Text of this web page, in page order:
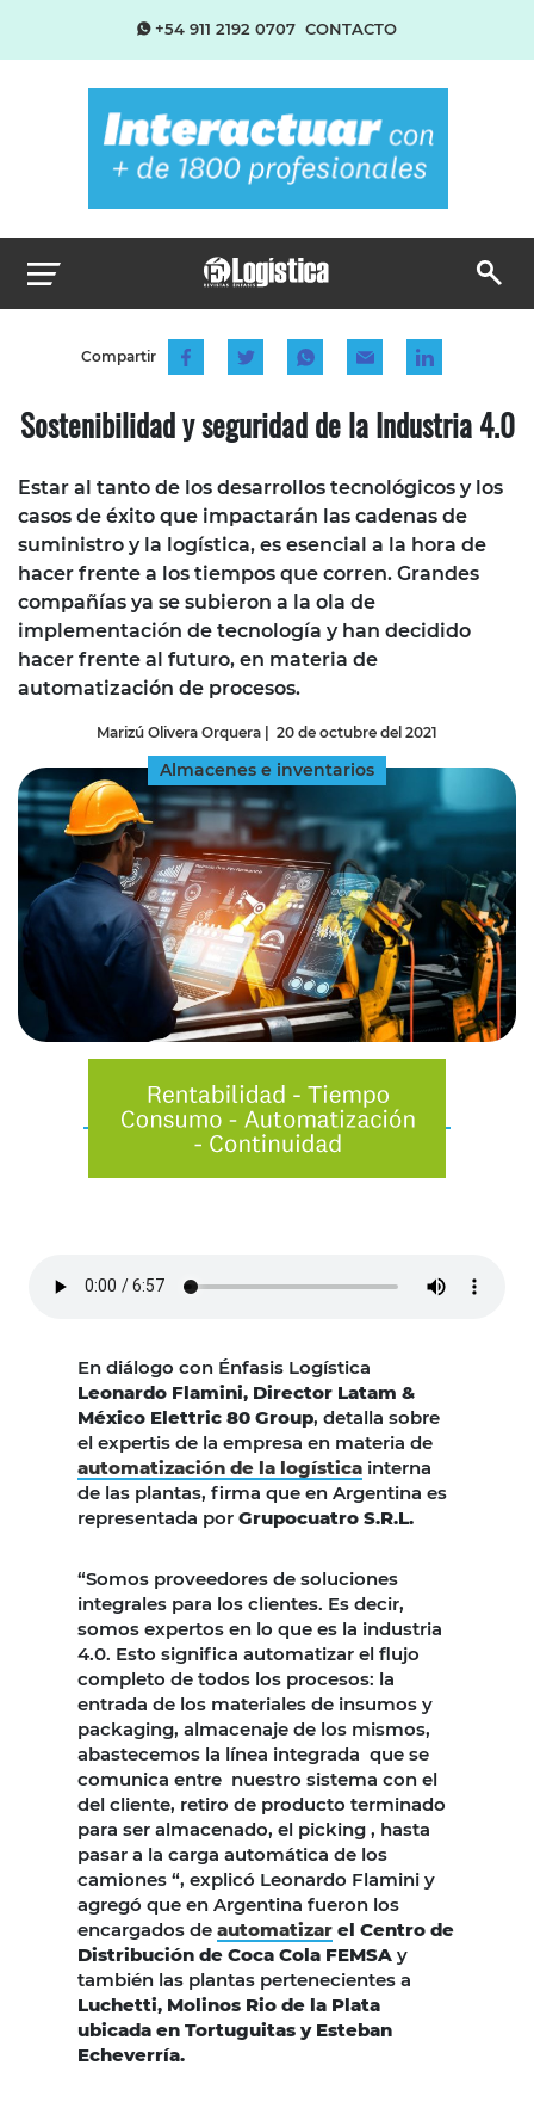
+54 911 2192 0707 CONTACTO
Compartir
Sostenibilidad y seguridad de la Industria 4.0
Estar al tanto de los desarrollos tecnológicos y los
casos de éxito que impactarán las cadenas de
suministro y la logística, es esencial a la hora de
hacer frente a los tiempos que corren. Grandes
compañías ya se subieron a la ola de
implementación de tecnología y han decidido
hacer frente al futuro, en materia de
automatización de procesos.
Marizú Olivera Orquera | 20 de octubre del 2021
Almacenes e inventarios
En diálogo con Énfasis Logística
Leonardo Flamini, Director Latam &
México Elettric 80 Group, detalla sobre
el expertis de la empresa en materia de
automatización de la logística interna
de las plantas, firma que en Argentina es
representada por Grupocuatro S.R.L.
“Somos proveedores de soluciones
integrales para los clientes. Es decir,
somos expertos en lo que es la industria
4.0. Esto significa automatizar el flujo
completo de todos los procesos: la
entrada de los materiales de insumos y
packaging, almacenaje de los mismos,
abastecemos la línea integrada que se
comunica entre nuestro sistema con el
del cliente, retiro de producto terminado
para ser almacenado, el picking , hasta
pasar a la carga automática de los
camiones “, explicó Leonardo Flamini y
agregó que en Argentina fueron los
encargados de automatizar el Centro de
Distribución de Coca Cola FEMSA y
también las plantas pertenecientes a
Luchetti, Molinos Rio de la Plata
ubicada en Tortuguitas y Esteban
Echeverría.